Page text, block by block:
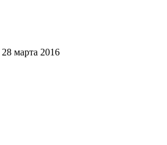
28 марта 2016